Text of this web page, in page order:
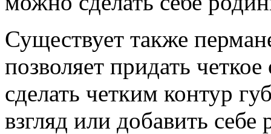
Существует также
позволяет придать
сделать четким контур
взгляд или добавить себе